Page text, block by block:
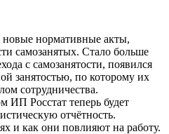
новые нормативные акты,
самозанятых. Стало больше
с самозанятости, появился
занятостью, по которому их
сотрудничества.
ИП Росстат теперь будет
отчётность.
и как они повлияют на работу.